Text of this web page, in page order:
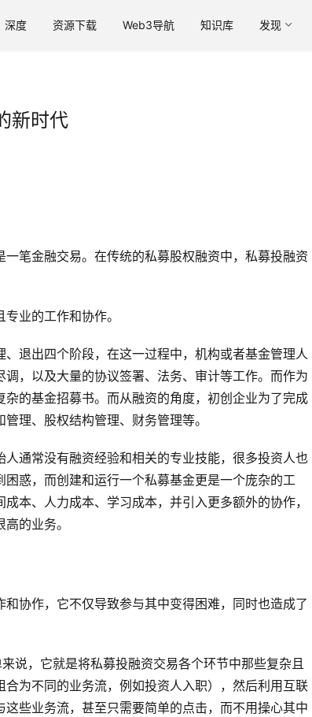
深度 资源下载 Web3导航 知识库 发现
新时代
笔金融交易。在传统的私募股权融资中，私募投融资
业的工作和协作。
退出四个阶段，在这一过程中，机构或者基金管理人
，以及大量的协议签署、法务、审计等工作。而作为
的基金招募书。而从融资的角度，初创企业为了完成
理、股权结构管理、财务管理等。
通常没有融资经验和相关的专业技能，很多投资人也
惑，而创建和运行一个私募基金更是一个庞杂的工
本、人力成本、学习成本，并引入更多额外的协作，
的业务。
协作，它不仅导致参与其中变得困难，同时也造成了
说，它就是将私募投融资交易各个环节中那些复杂且
为不同的业务流，例如投资人入职），然后利用互联
些业务流，甚至只需要简单的点击，而不用操心其中